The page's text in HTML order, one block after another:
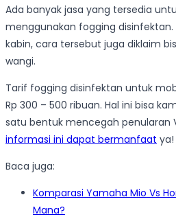
Ada banyak jasa yang tersedia
menggunakan fogging disinfektan.
kabin, cara tersebut juga diklaim
wangi.
Tarif fogging disinfektan untuk
Rp 300 – 500 ribuan. Hal ini bisa
satu bentuk mencegah penularan
informasi ini dapat bermanfaat ya!
Baca juga:
Komparasi Yamaha Mio Vs
Mana?